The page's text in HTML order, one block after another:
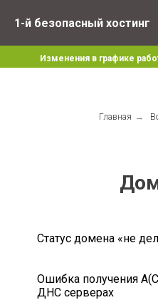
1-й безопасный хостинг
Изменения в графике
Главная →
Статус домена «не
Ошибка получения
ДНС серверах